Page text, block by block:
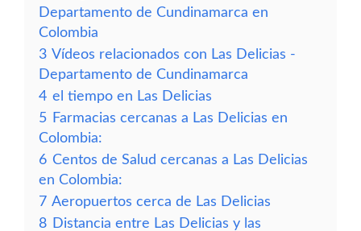
Departamento de Cundinamarca en
Colombia
3 Vídeos relacionados con Las Delicias -
Departamento de Cundinamarca
4 el tiempo en Las Delicias
5 Farmacias cercanas a Las Delicias en
Colombia:
6 Centos de Salud cercanas a Las Delicias
en Colombia:
7 Aeropuertos cerca de Las Delicias
8 Distancia entre Las Delicias y las